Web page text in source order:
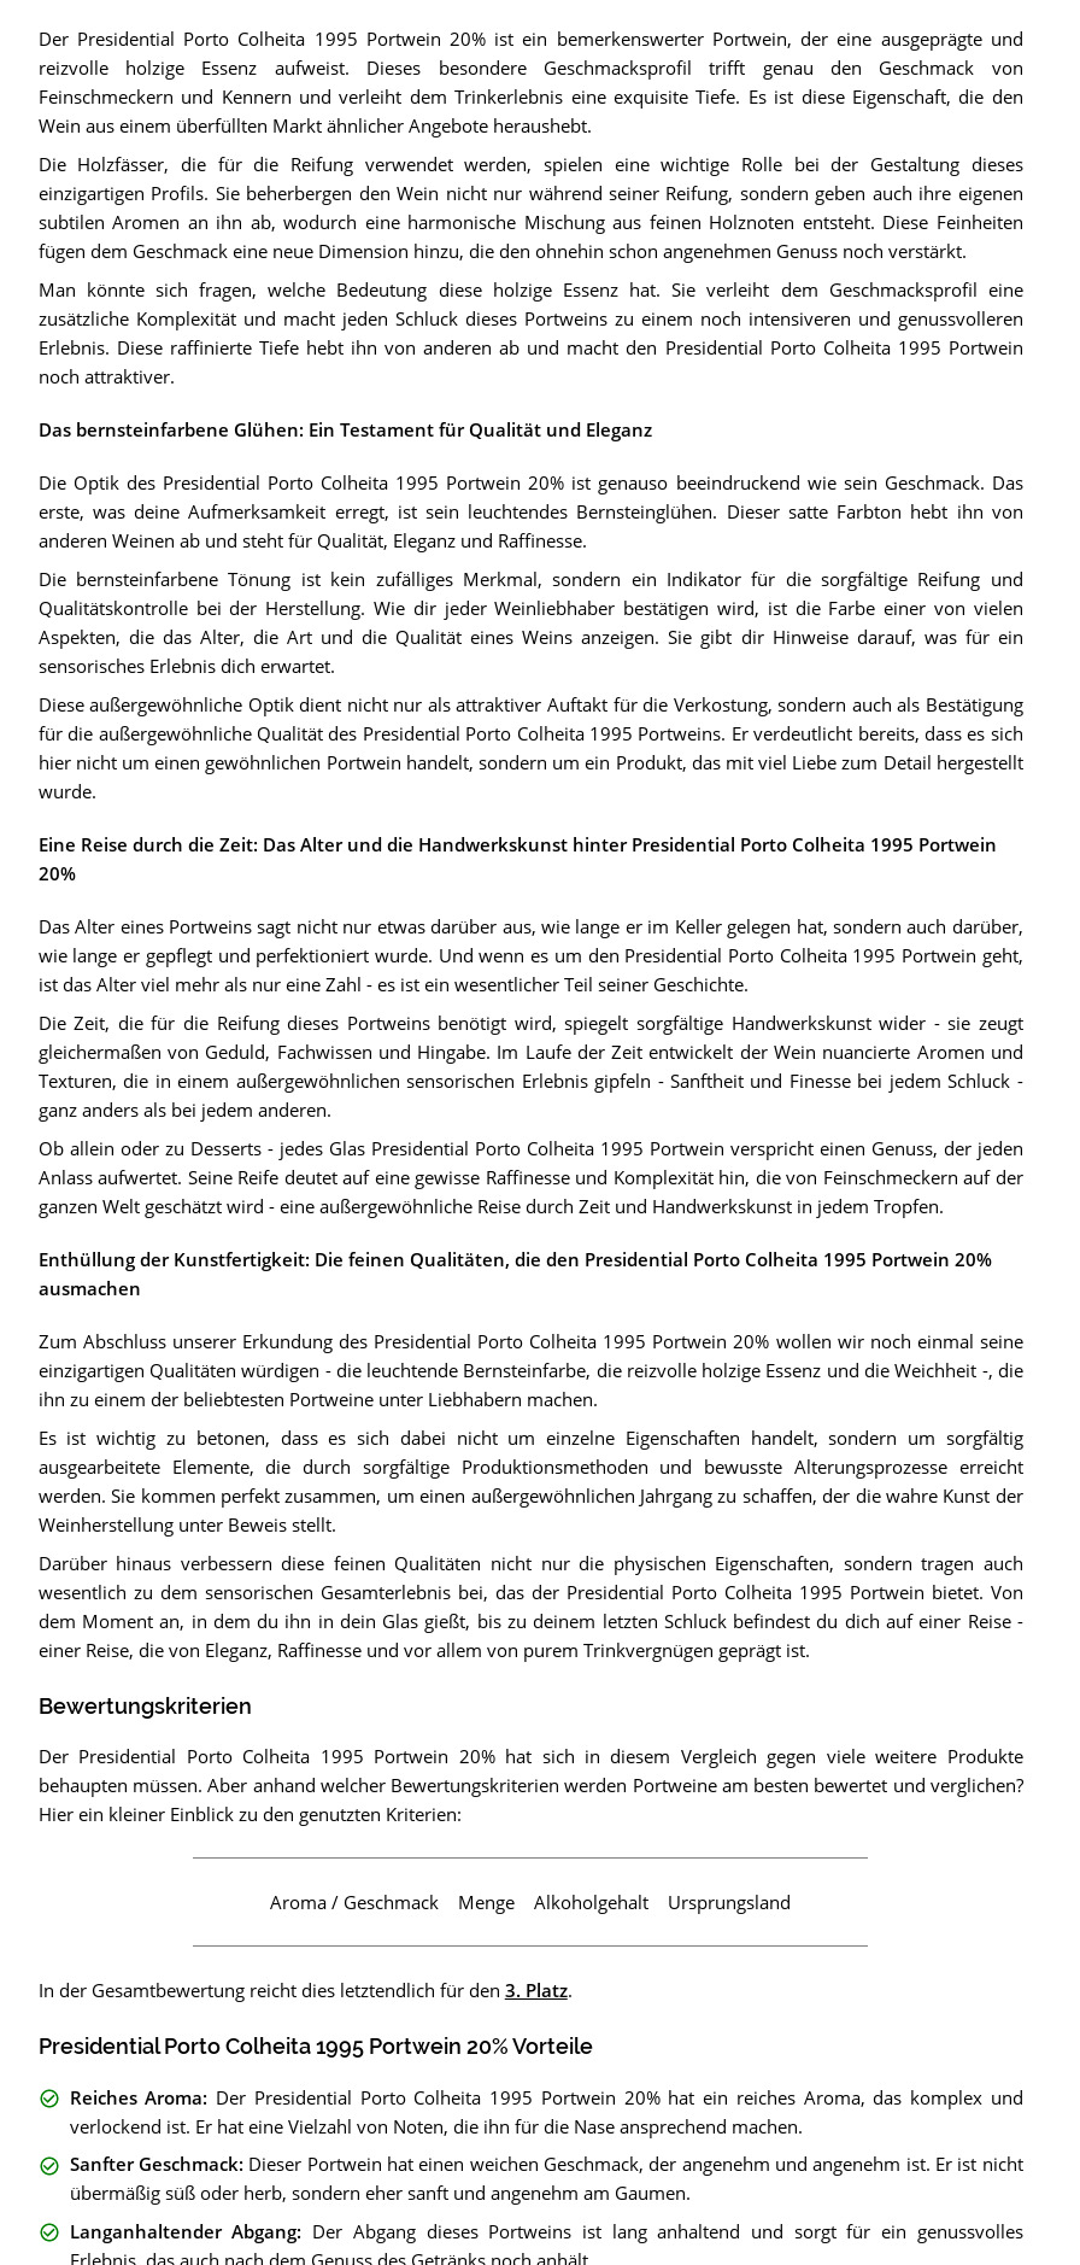
Der Presidential Porto Colheita 1995 Portwein 20% ist ein bemerkenswerter Portwein, der eine ausgeprägte und
reizvolle holzige Essenz aufweist. Dieses besondere Geschmacksprofil trifft genau den Geschmack von
Feinschmeckern und Kennern und verleiht dem Trinkerlebnis eine exquisite Tiefe. Es ist diese Eigenschaft, die den
Wein aus einem überfüllten Markt ähnlicher Angebote heraushebt.
Die Holzfässer, die für die Reifung verwendet werden, spielen eine wichtige Rolle bei der Gestaltung dieses
einzigartigen Profils. Sie beherbergen den Wein nicht nur während seiner Reifung, sondern geben auch ihre eigenen
subtilen Aromen an ihn ab, wodurch eine harmonische Mischung aus feinen Holznoten entsteht. Diese Feinheiten
fügen dem Geschmack eine neue Dimension hinzu, die den ohnehin schon angenehmen Genuss noch verstärkt.
Man könnte sich fragen, welche Bedeutung diese holzige Essenz hat. Sie verleiht dem Geschmacksprofil eine
zusätzliche Komplexität und macht jeden Schluck dieses Portweins zu einem noch intensiveren und genussvolleren
Erlebnis. Diese raffinierte Tiefe hebt ihn von anderen ab und macht den Presidential Porto Colheita 1995 Portwein
noch attraktiver.
Das bernsteinfarbene Glühen: Ein Testament für Qualität und Eleganz
Die Optik des Presidential Porto Colheita 1995 Portwein 20% ist genauso beeindruckend wie sein Geschmack. Das
erste, was deine Aufmerksamkeit erregt, ist sein leuchtendes Bernsteinglühen. Dieser satte Farbton hebt ihn von
anderen Weinen ab und steht für Qualität, Eleganz und Raffinesse.
Die bernsteinfarbene Tönung ist kein zufälliges Merkmal, sondern ein Indikator für die sorgfältige Reifung und
Qualitätskontrolle bei der Herstellung. Wie dir jeder Weinliebhaber bestätigen wird, ist die Farbe einer von vielen
Aspekten, die das Alter, die Art und die Qualität eines Weins anzeigen. Sie gibt dir Hinweise darauf, was für ein
sensorisches Erlebnis dich erwartet.
Diese außergewöhnliche Optik dient nicht nur als attraktiver Auftakt für die Verkostung, sondern auch als Bestätigung
für die außergewöhnliche Qualität des Presidential Porto Colheita 1995 Portweins. Er verdeutlicht bereits, dass es sich
hier nicht um einen gewöhnlichen Portwein handelt, sondern um ein Produkt, das mit viel Liebe zum Detail hergestellt
wurde.
Eine Reise durch die Zeit: Das Alter und die Handwerkskunst hinter Presidential Porto Colheita 1995 Portwein
20%
Das Alter eines Portweins sagt nicht nur etwas darüber aus, wie lange er im Keller gelegen hat, sondern auch darüber,
wie lange er gepflegt und perfektioniert wurde. Und wenn es um den Presidential Porto Colheita 1995 Portwein geht,
ist das Alter viel mehr als nur eine Zahl - es ist ein wesentlicher Teil seiner Geschichte.
Die Zeit, die für die Reifung dieses Portweins benötigt wird, spiegelt sorgfältige Handwerkskunst wider - sie zeugt
gleichermaßen von Geduld, Fachwissen und Hingabe. Im Laufe der Zeit entwickelt der Wein nuancierte Aromen und
Texturen, die in einem außergewöhnlichen sensorischen Erlebnis gipfeln - Sanftheit und Finesse bei jedem Schluck -
ganz anders als bei jedem anderen.
Ob allein oder zu Desserts - jedes Glas Presidential Porto Colheita 1995 Portwein verspricht einen Genuss, der jeden
Anlass aufwertet. Seine Reife deutet auf eine gewisse Raffinesse und Komplexität hin, die von Feinschmeckern auf der
ganzen Welt geschätzt wird - eine außergewöhnliche Reise durch Zeit und Handwerkskunst in jedem Tropfen.
Enthüllung der Kunstfertigkeit: Die feinen Qualitäten, die den Presidential Porto Colheita 1995 Portwein 20%
ausmachen
Zum Abschluss unserer Erkundung des Presidential Porto Colheita 1995 Portwein 20% wollen wir noch einmal seine
einzigartigen Qualitäten würdigen - die leuchtende Bernsteinfarbe, die reizvolle holzige Essenz und die Weichheit -, die
ihn zu einem der beliebtesten Portweine unter Liebhabern machen.
Es ist wichtig zu betonen, dass es sich dabei nicht um einzelne Eigenschaften handelt, sondern um sorgfältig
ausgearbeitete Elemente, die durch sorgfältige Produktionsmethoden und bewusste Alterungsprozesse erreicht
werden. Sie kommen perfekt zusammen, um einen außergewöhnlichen Jahrgang zu schaffen, der die wahre Kunst der
Weinherstellung unter Beweis stellt.
Darüber hinaus verbessern diese feinen Qualitäten nicht nur die physischen Eigenschaften, sondern tragen auch
wesentlich zu dem sensorischen Gesamterlebnis bei, das der Presidential Porto Colheita 1995 Portwein bietet. Von
dem Moment an, in dem du ihn in dein Glas gießt, bis zu deinem letzten Schluck befindest du dich auf einer Reise -
einer Reise, die von Eleganz, Raffinesse und vor allem von purem Trinkvergnügen geprägt ist.
Bewertungskriterien
Der Presidential Porto Colheita 1995 Portwein 20% hat sich in diesem Vergleich gegen viele weitere Produkte
behaupten müssen. Aber anhand welcher Bewertungskriterien werden Portweine am besten bewertet und verglichen?
Hier ein kleiner Einblick zu den genutzten Kriterien:
Aroma / Geschmack Menge Alkoholgehalt Ursprungsland
In der Gesamtbewertung reicht dies letztendlich für den 3. Platz.
Presidential Porto Colheita 1995 Portwein 20% Vorteile
Reiches Aroma: Der Presidential Porto Colheita 1995 Portwein 20% hat ein reiches Aroma, das komplex und
verlockend ist. Er hat eine Vielzahl von Noten, die ihn für die Nase ansprechend machen.
Sanfter Geschmack: Dieser Portwein hat einen weichen Geschmack, der angenehm und angenehm ist. Er ist nicht
übermäßig süß oder herb, sondern eher sanft und angenehm am Gaumen.
Langanhaltender Abgang: Der Abgang dieses Portweins ist lang anhaltend und sorgt für ein genussvolles
Erlebnis, das auch nach dem Genuss des Getränks noch anhält.